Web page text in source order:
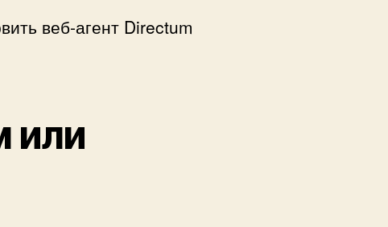
веб-агент Directum
или